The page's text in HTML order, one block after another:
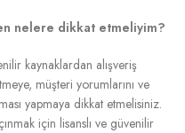
nelere dikkat etmeliyim?
kaynaklardan alışveriş
müşteri yorumlarını ve
yapmaya dikkat etmelisiniz.
için lisanslı ve güvenilir